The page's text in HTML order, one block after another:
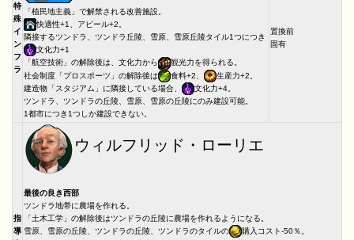
特
殊
イ
ン
フ
ラ
「植民地主義」で解禁される改善施設。
快適性+1、アピール+2。
隣接するツンドラ、ツンドラ丘陵、雪原、雪原丘陵タイル1つにつき
文化力+1
「航空技術」の解除後は、文化力から
観光力を得られる。
社会制度「プロスポーツ」の解除後は
食料+2、
生産力+2。
建造物「スタジアム」に隣接している場合、
文化力+4。
ツンドラ、ツンドラの丘陵、雪原、雪原の丘陵にのみ建設可能。
1都市につき1つしか建設できない。
置換前
固有
指
導
ウィルフリッド・ローリエ
最後の良き西部
ツンドラ地帯に農場を作れる。
「土木工学」の解除後はツンドラの丘陵に農場を作れるようになる。
雪原、雪原の丘陵、ツンドラの丘陵、ツンドラのタイルの
購入コスト-50％。